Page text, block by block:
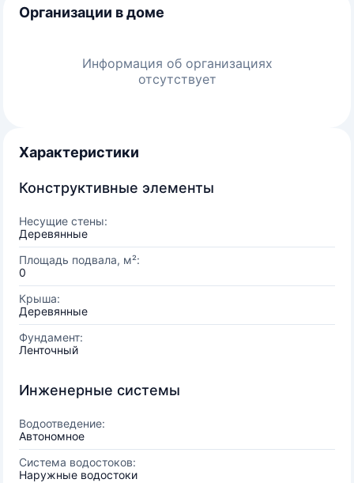
Организации в доме
Информация об организациях
отсутствует
Характеристики
Конструктивные элементы
Несущие стены:
Деревянные
Площадь подвала, м²:
0
Крыша:
Деревянные
Фундамент:
Ленточный
Инженерные системы
Водоотведение:
Автономное
Система водостоков:
Наружные водостоки